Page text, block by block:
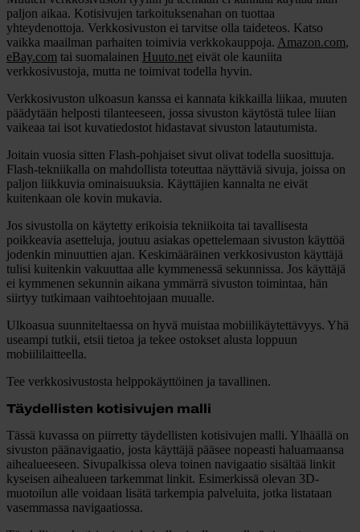
paljon aikaa. Kotisivujen tarkoituksenahan on tuottaa
yhteydenottoja. Verkkosivuston ei tarvitse olla taideteos. Katso
vaikka maailman parhaiten toimivia verkkokauppoja. Amazon.com,
eBay.com tai suomalainen Huuto.net eivät ole kauniita
verkkosivustoja, mutta ne toimivat todella hyvin.
Verkkosivuston ulkoasun kanssa ei kannata kikkailla liikaa, muuten
päädytään helposti tilanteeseen, jossa sivuston käytöstä tulee liian
vaikeaa tai isot kuvatiedostot hidastavat sivuston latautumista.
Joitain vuosia sitten Flash-pohjaiset sivut olivat todella suosittuja.
Flash-tekniikalla on mahdollista toteuttaa näyttäviä sivuja, joissa on
paljon liikkuvia ominaisuuksia. Käyttäjien kannalta ne eivät
kuitenkaan ole kovin mukavia.
Jos sivustolla on käytetty erikoisia tekniikoita tai tavallisesta
poikkeavia asetteluja, joutuu asiakas opettelemaan sivuston käyttöä
jodenkin minuuttien ajan. Keskimääräinen verkkosivuston käyttäjä
tulisi kuitenkin vakuuttaa alle kymmenessä sekunnissa. Jos käyttäjä
ei kymmenen sekunnin aikana ymmärrä sivuston toimintaa, hän
siirtyy tutkimaan vaihtoehtojaan muualle.
Ulkoasua suunniteltaessa on hyvä muistaa mobiilikäytettävyys. Yhä
useampi tutkii, etsii tietoa ja tekee ostokset alusta loppuun
mobiililaitteella.
Tee verkkosivustosta helppokäyttöinen ja tavallinen.
Täydellisten kotisivujen malli
Tässä kuvassa on piirretty täydellisten kotisivujen malli. Ylhäällä on
sivuston päänavigaatio, josta käyttäjä pääsee nopeasti haluamaansa
aihealueeseen. Sivupalkissa oleva toinen navigaatio sisältää linkit
kyseisen aihealueen tarkemmat linkit. Esimerkissä olevan 3D-
muotoilun alle voidaan lisätä tarkempia palveluita, jotka listataan
vasemmassa navigaatiossa.